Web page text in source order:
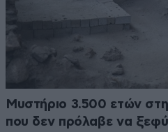
Μυστήριο 3.500 ετών
που δεν πρόλαβε να